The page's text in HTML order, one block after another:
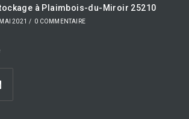
à Plaimbois-du-Miroir 25210
2021 / 0 COMMENTAIRE